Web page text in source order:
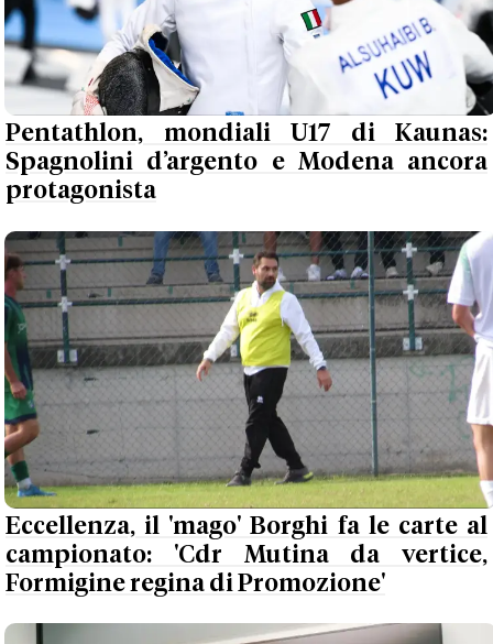
Pentathlon, mondiali U17 di Kaunas:
Spagnolini d’argento e Modena ancora
protagonista
Eccellenza, il 'mago' Borghi fa le carte al
campionato: 'Cdr Mutina da vertice,
Formigine regina di Promozione'